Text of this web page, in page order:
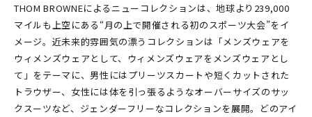
THOM BROWNEによるニューコレクションは、地球より239,000
マイルも上空にある“月の上で開催される初のスポーツ大会”をイ
メージ。近未来的雰囲気の漂うコレクションは「メンズウェアを
ウィメンズウェアとして、ウィメンズウェアをメンズウェアとし
て」をテーマに、男性にはプリーツスカートや短くカットされた
トラウザー、女性には体を引っ張るようなオーバーサイズのサッ
クスーツなど、ジェンダーフリーなコレクションを展開。どのアイ